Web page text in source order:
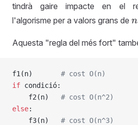
tindrà gaire impacte en el
l'algorisme per a valors grans de n
Aquesta "regla del més fort"
f1(n) # cost O(n)
if condició:
    f2(n)
# cost O(n^2)
else:
    f3(n)
# cost O(n^3)